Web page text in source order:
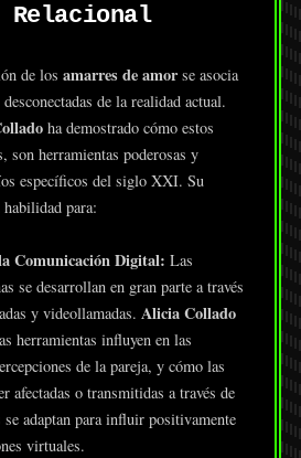
Relacional
de los amarres de amorse asocia
de la realidad actual.
ha demostrado cómo estos
son herramientas poderosas y
específicos del siglo XXI. Su
para:
Comunicación Digital: Las
se desarrollan en gran parte a través
y videollamadas. Alicia Collado
herramientas influyen en las
de la pareja, y cómo las
afectadas o transmitidas a través de
adaptan para influir positivamente
virtuales.